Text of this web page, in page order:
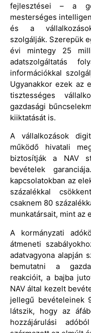
fejlesztései – a
mesterséges
és a
szolgálják. Szerepük
évi mintegy 25
adatszolgáltatás
információkkal
Ugyanakkor ezek az
tisztességes
gazdasági
kiiktatását is.
A vállalkozások
működő hivatali
biztosítják a NAV
bevételek
kapcsolatokban az
százalékkal
csaknem 80
munkatársait, mint az
A kormányzati
átmeneti
adatvagyona alapján
bemutatni a
reakcióit, a bajba
NAV által kezelt
jellegű bevételeinek
látszik, hogy az
hozzájárulási